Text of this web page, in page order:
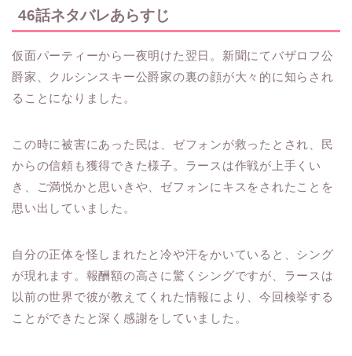
46話ネタバレあらすじ
仮面パーティーから一夜明けた翌日。新聞にてバザロフ公
爵家、クルシンスキー公爵家の裏の顔が大々的に知らされ
ることになりました。
この時に被害にあった民は、ゼフォンが救ったとされ、民
からの信頼も獲得できた様子。ラースは作戦が上手くい
き、ご満悦かと思いきや、ゼフォンにキスをされたことを
思い出していました。
自分の正体を怪しまれたと冷や汗をかいていると、シング
が現れます。報酬額の高さに驚くシングですが、ラースは
以前の世界で彼が教えてくれた情報により、今回検挙する
ことができたと深く感謝をしていました。